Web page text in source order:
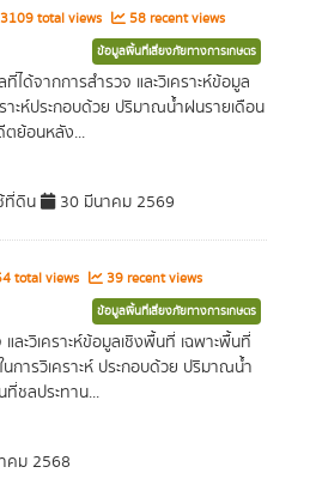
total views 58 recent views
ข้อมูลพื้นที่เสี่ยงภัยทางการเกษตร
ด้จากการสำรวจ และวิเคราะห์ข้อมูล
าะห์ประกอบด้วย ปริมาณน้ำฝนรายเดือน
ตย้อนหลัง...
ที่ดิน 30 มีนาคม 2569
total views 39 recent views
ข้อมูลพื้นที่เสี่ยงภัยทางการเกษตร
ละวิเคราะห์ข้อมูลเชิงพื้นที่ เฉพาะพื้นที่
การวิเคราะห์ ประกอบด้วย ปริมาณน้ำ
ชลประทาน...
ม 2568